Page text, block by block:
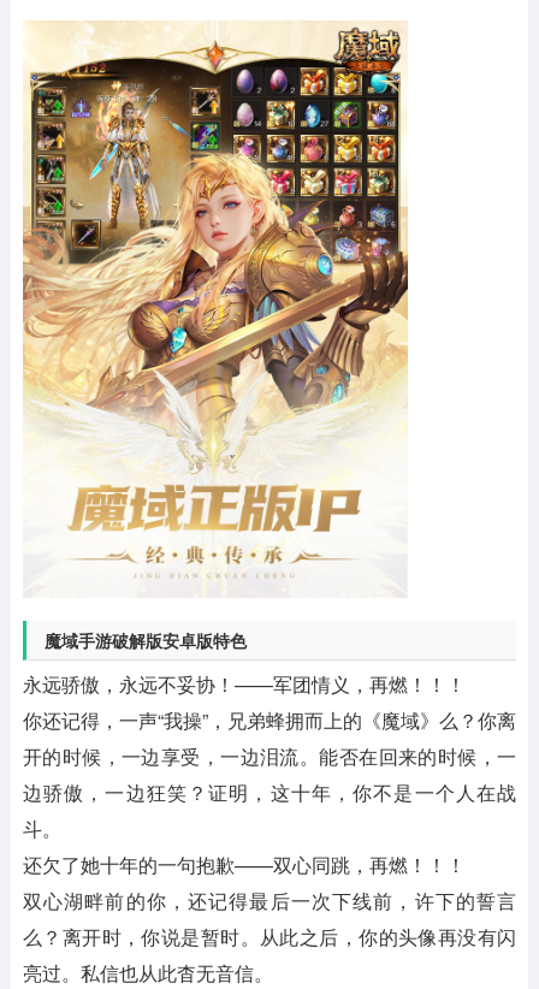
魔域手游破解版安卓版特色
永远骄傲，永远不妥协！——军团情义，再燃！！！
你还记得，一声“我操”，兄弟蜂拥而上的《魔域》么？你离
开的时候，一边享受，一边泪流。能否在回来的时候，一
边骄傲，一边狂笑？证明，这十年，你不是一个人在战
斗。
还欠了她十年的一句抱歉——双心同跳，再燃！！！
双心湖畔前的你，还记得最后一次下线前，许下的誓言
么？离开时，你说是暂时。从此之后，你的头像再没有闪
亮过。私信也从此杳无音信。